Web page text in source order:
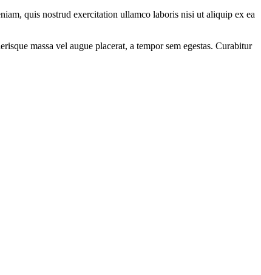
quis nostrud exercitation ullamco laboris nisi ut aliquip ex ea
massa vel augue placerat, a tempor sem egestas. Curabitur